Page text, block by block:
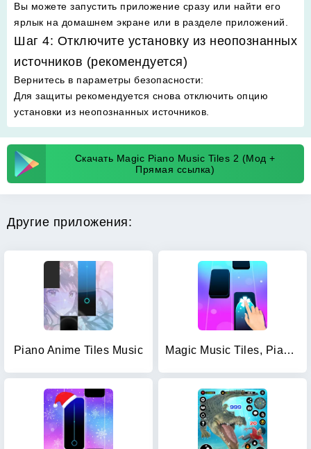
Вы можете запустить приложение сразу или найти его
ярлык на домашнем экране или в разделе приложений.
Шаг 4: Отключите установку из неопознанных
источников (рекомендуется)
Вернитесь в параметры безопасности:
Для защиты рекомендуется снова отключить опцию
установки из неопознанных источников.
Скачать Magic Piano Music Tiles 2 (Мод +
Прямая ссылка)
Другие приложения:
Piano Anime Tiles Music Magic Music Tiles, Piano Tiles